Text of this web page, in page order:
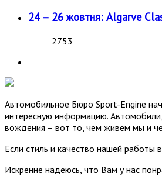
24 – 26 жовтня: Algarve
2753
Автомобильное Бюро Sport-Engine
интересную информацию.
вождения – вот то, чем живем мы и
Если стиль и качество нашей работы
Искренне надеюсь, что Вам у нас